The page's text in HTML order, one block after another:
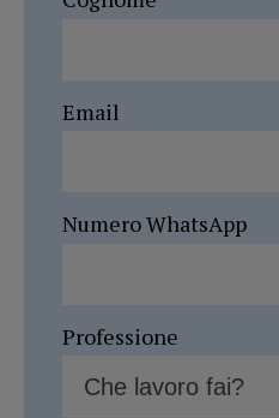
Email
Numero WhatsApp
Professione